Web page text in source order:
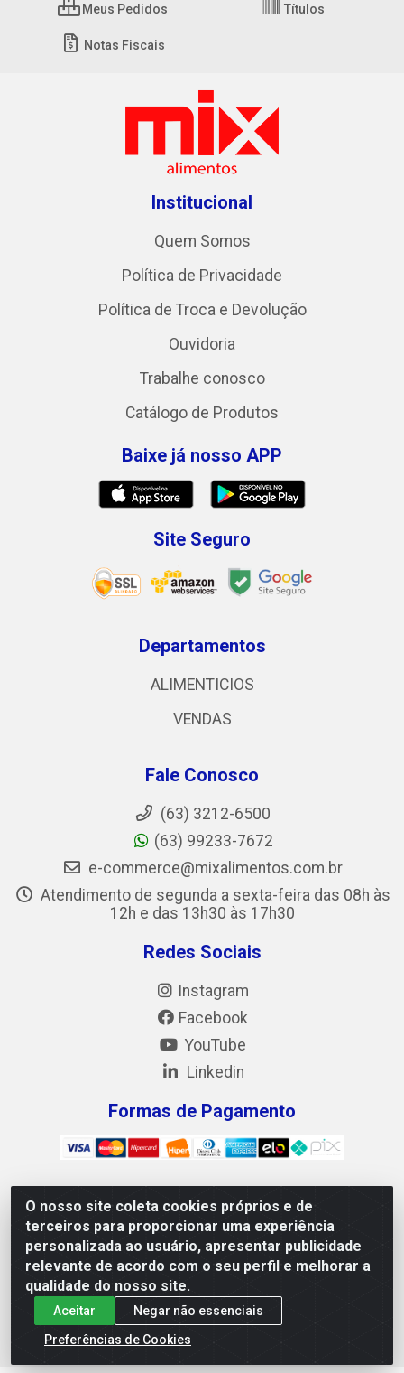
O nosso site coleta cookies próprios e de
terceiros para proporcionar uma experiência
personalizada ao usuário, apresentar publicidade
relevante de acordo com o seu perfil e melhorar a
qualidade do nosso site.
Aceitar
Negar não essenciais
Preferências de Cookies
Meus Pedidos Títulos
Notas Fiscais
Institucional
Quem Somos
Política de Privacidade
Política de Troca e Devolução
Ouvidoria
Trabalhe conosco
Catálogo de Produtos
Baixe já nosso APP
Site Seguro
Departamentos
ALIMENTICIOS
VENDAS
Fale Conosco
(63) 3212-6500
(63) 99233-7672
e-commerce@mixalimentos.com.br
Atendimento de segunda a sexta-feira das 08h às
12h e das 13h30 às 17h30
Redes Sociais
Instagram
Facebook
YouTube
Linkedin
Formas de Pagamento
Mix Alimentos LTDA - Quadra Asr Ne 55 (412 Norte), Alameda
02, S/N - Plano Diretor Norte, Palmas/TO - CEP 77.006-540 -
CNPJ 05.922.500/0001-02